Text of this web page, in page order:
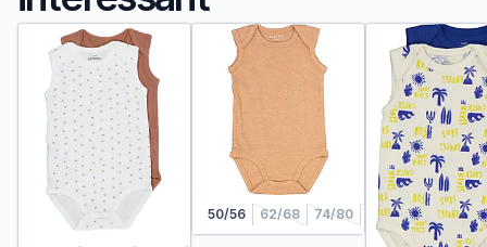
50/56 62/68 74/80 86/92 98/104